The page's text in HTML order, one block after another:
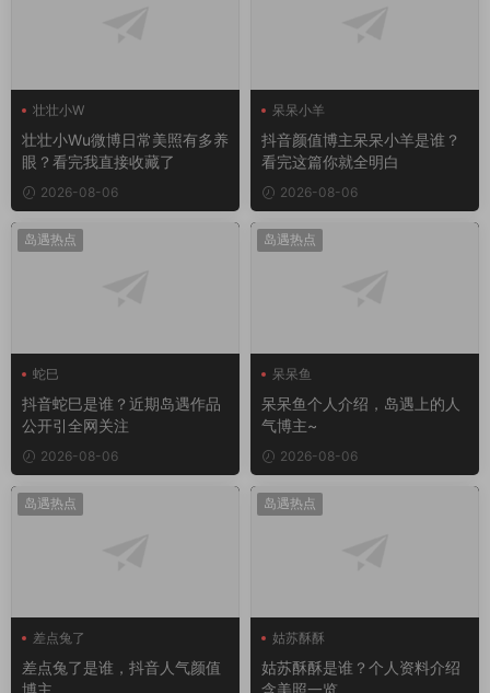
壮壮小W
壮壮小Wu微博日常美照有多养
眼？看完我直接收藏了
2026-08-06
呆呆小羊
抖音颜值博主呆呆小羊是谁？
看完这篇你就全明白
2026-08-06
岛遇热点
蛇巳
抖音蛇巳是谁？近期岛遇作品
公开引全网关注
2026-08-06
岛遇热点
呆呆鱼
呆呆鱼个人介绍，岛遇上的人
气博主~
2026-08-06
岛遇热点
差点兔了
差点兔了是谁，抖音人气颜值
博主
岛遇热点
姑苏酥酥
姑苏酥酥是谁？个人资料介绍
含美照一览